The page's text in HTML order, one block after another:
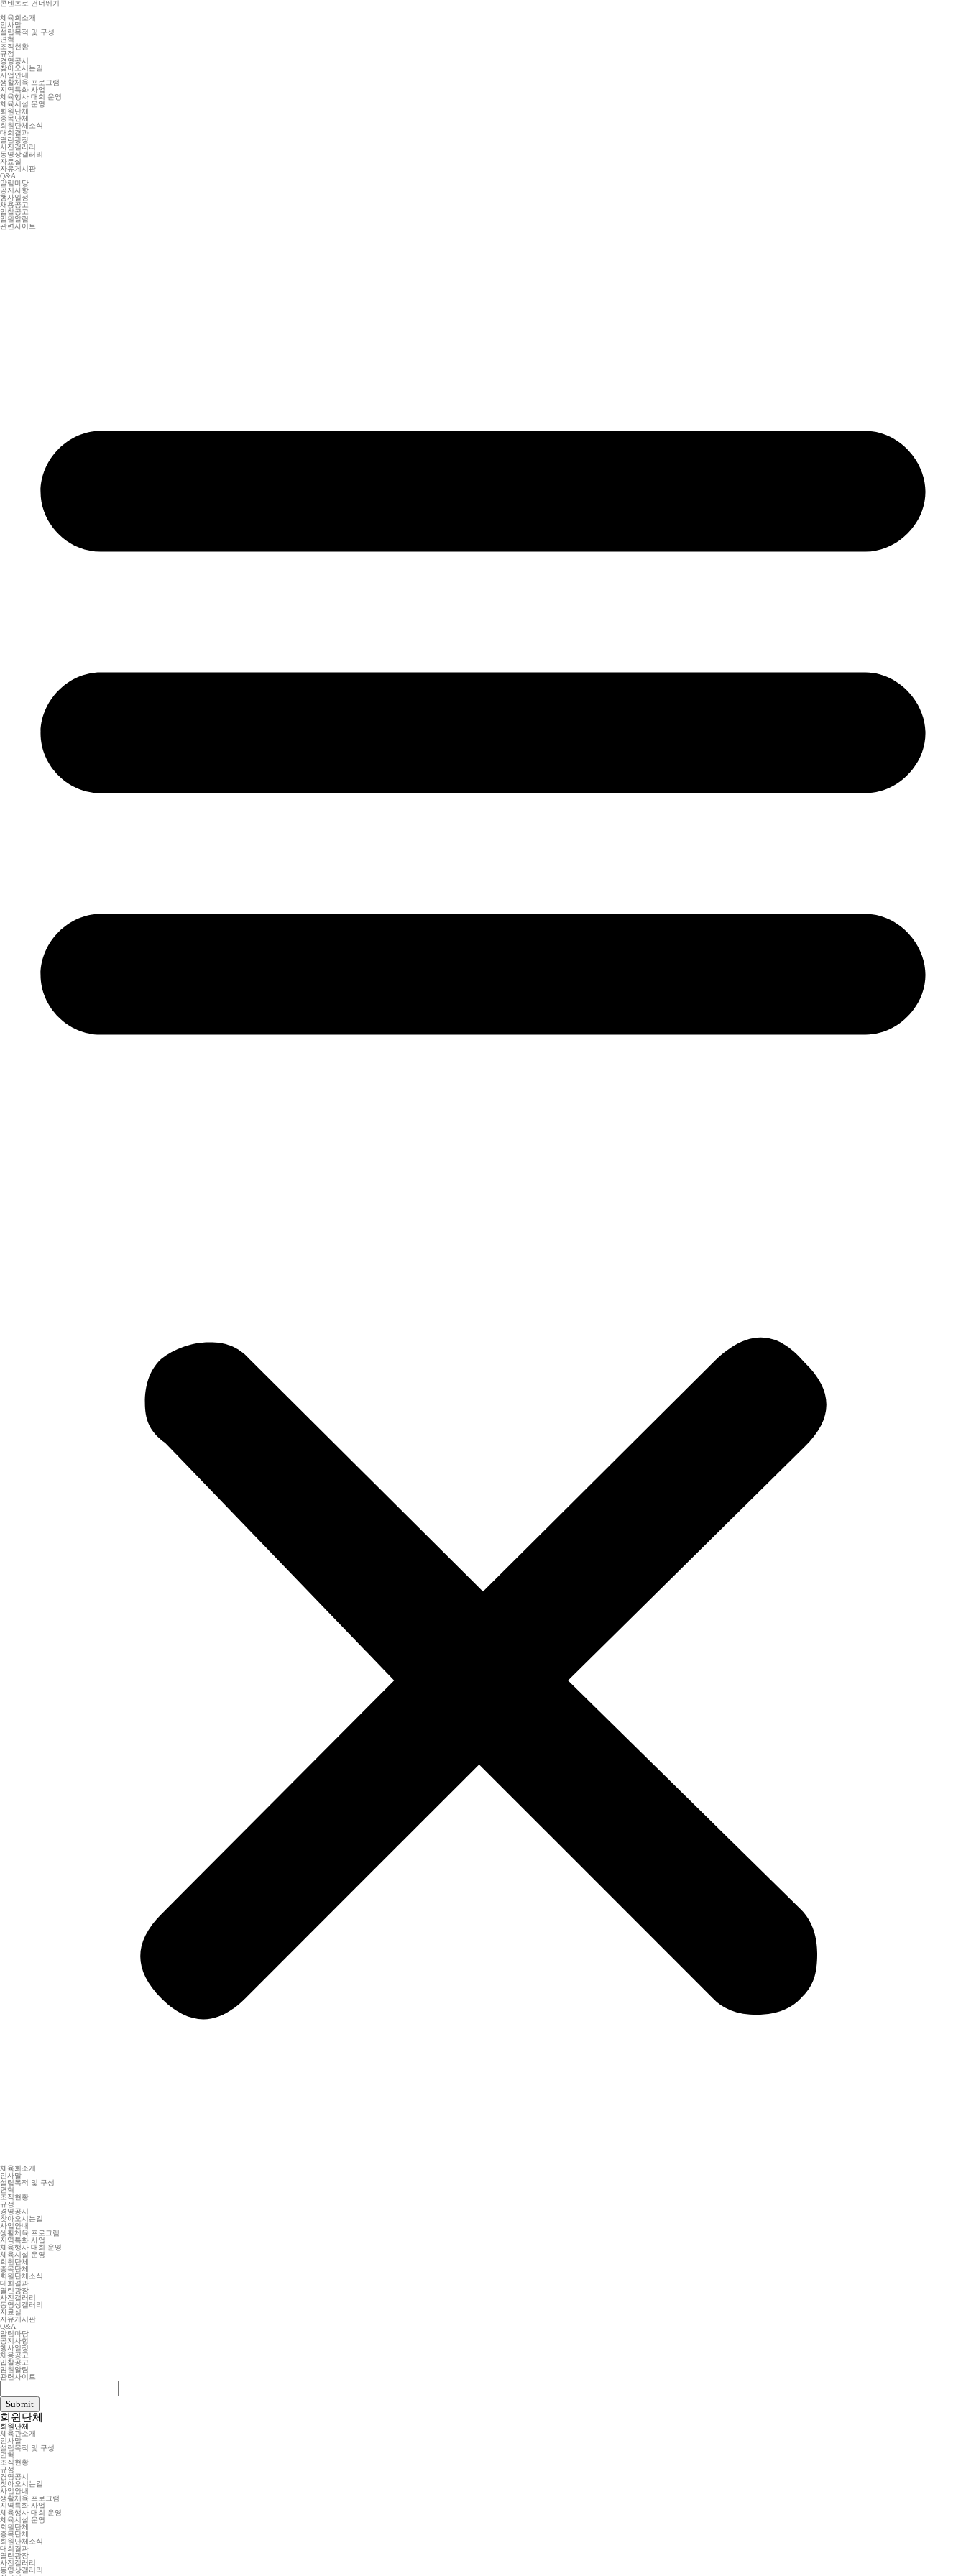
콘텐츠로 건너뛰기
체육회소개
인사말
설립목적 및 구성
연혁
조직현황
규정
경영공시
찾아오시는길
사업안내
생활체육 프로그램
지역특화 사업
체육행사 대회 운영
체육시설 운영
회원단체
종목단체
회원단체소식
대회결과
열린광장
사진갤러리
동영상갤러리
자료실
자유게시판
Q&A
알림마당
공지사항
행사일정
채용공고
입찰공고
임원알림
관련사이트
체육회소개
인사말
설립목적 및 구성
연혁
조직현황
규정
경영공시
찾아오시는길
사업안내
생활체육 프로그램
지역특화 사업
체육행사 대회 운영
체육시설 운영
회원단체
종목단체
회원단체소식
대회결과
열린광장
사진갤러리
동영상갤러리
자료실
자유게시판
Q&A
알림마당
공지사항
행사일정
채용공고
입찰공고
임원알림
관련사이트
회원단체
회원단체
체육관소개
인사말
설립목적 및 구성
연혁
조직현황
규정
경영공시
찾아오시는길
사업안내
생활체육 프로그램
지역특화 사업
체육행사 대회 운영
체육시설 운영
회원단체
종목단체
회원단체소식
대회결과
열린광장
사진갤러리
동영상갤러리